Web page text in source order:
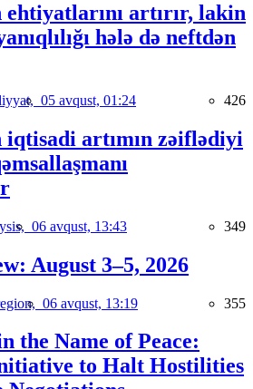
artırır, lakin
hələ də neftdən
05 avqust, 01:24 426
iqtisadi artımın zəiflədiyi
06 avqust, 13:43 349
August 3–5, 2026
06 avqust, 13:19 355
the Name of Peace:
to Halt Hostilities